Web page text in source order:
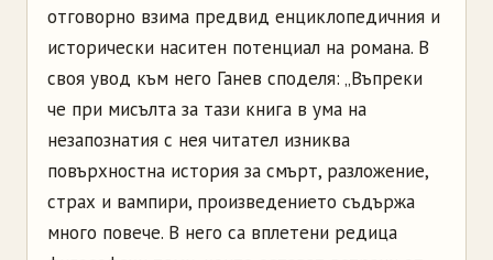
отговорно взима предвид енциклопедичния и
исторически наситен потенциал на романа. В
своя увод към него Ганев споделя: „Въпреки
че при мисълта за тази книга в ума на
незапознатия с нея читател изниква
повърхностна история за смърт, разложение,
страх и вампири, произведението съдържа
много повече. В него са вплетени редица